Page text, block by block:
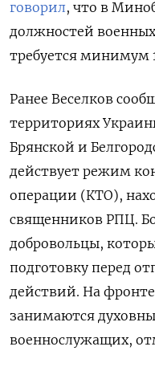
говорил, что в
должностей
требуется минимум
Ранее Веселков
территориях
Брянской и
действует режим
операции (КТО),
священников РПЦ.
добровольцы,
подготовку перед
действий. На
занимаются
военнослужащих,